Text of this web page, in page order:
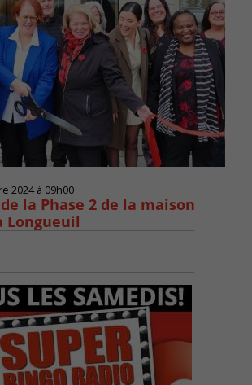
2024 à 09h00
la Phase 2 de la maison
Longueuil